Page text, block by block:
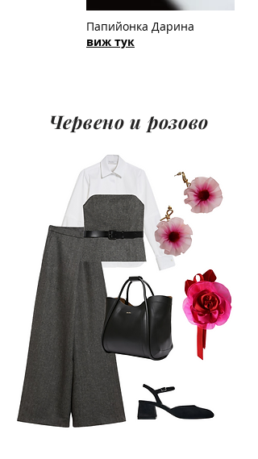
Папийонка Дарина
виж тук
Червено и розово